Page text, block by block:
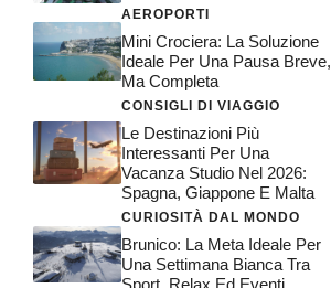
AEROPORTI
Mini Crociera: La Soluzione
Ideale Per Una Pausa Breve,
Ma Completa
CONSIGLI DI VIAGGIO
Le Destinazioni Più
Interessanti Per Una
Vacanza Studio Nel 2026:
Spagna, Giappone E Malta
CURIOSITÀ DAL MONDO
Brunico: La Meta Ideale Per
Una Settimana Bianca Tra
Sport, Relax Ed Eventi